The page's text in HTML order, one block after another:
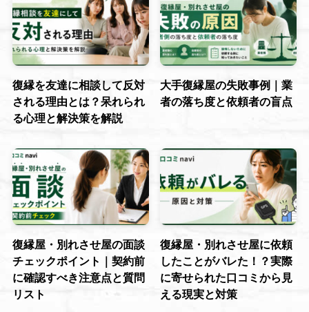
復縁を友達に相談して反対
される理由とは？呆れられ
る心理と解決策を解説
大手復縁屋の失敗事例｜業
者の落ち度と依頼者の盲点
復縁屋・別れさせ屋の面談
チェックポイント｜契約前
に確認すべき注意点と質問
リスト
復縁屋・別れさせ屋に依頼
したことがバレた！？実際
に寄せられた口コミから見
える現実と対策